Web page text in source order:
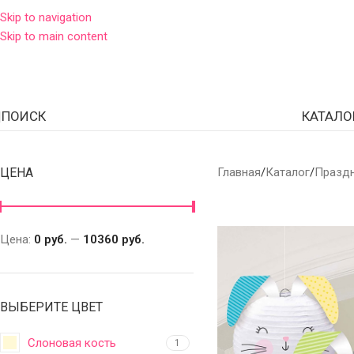
Skip to navigation
Skip to main content
ПОИСК
ЦЕНА
Цена: 0 руб. — 10360 руб.
ВЫБЕРИТЕ ЦВЕТ
Слоновая кость 1
Главная Каталог